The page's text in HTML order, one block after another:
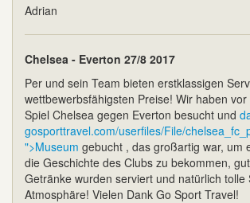
Adrian
Chelsea - Everton 27/8 2017
Per und sein Team bieten erstklassigen
wettbewerbsfähigsten Preise! Wir haben
Spiel Chelsea gegen Everton besucht und
gosporttravel.com/userfiles/File/
">Museum gebucht , das großartig war, um
die Geschichte des Clubs zu bekommen,
Getränke wurden serviert und natürlich tolle
Atmosphäre! Vielen Dank Go Sport Travel!